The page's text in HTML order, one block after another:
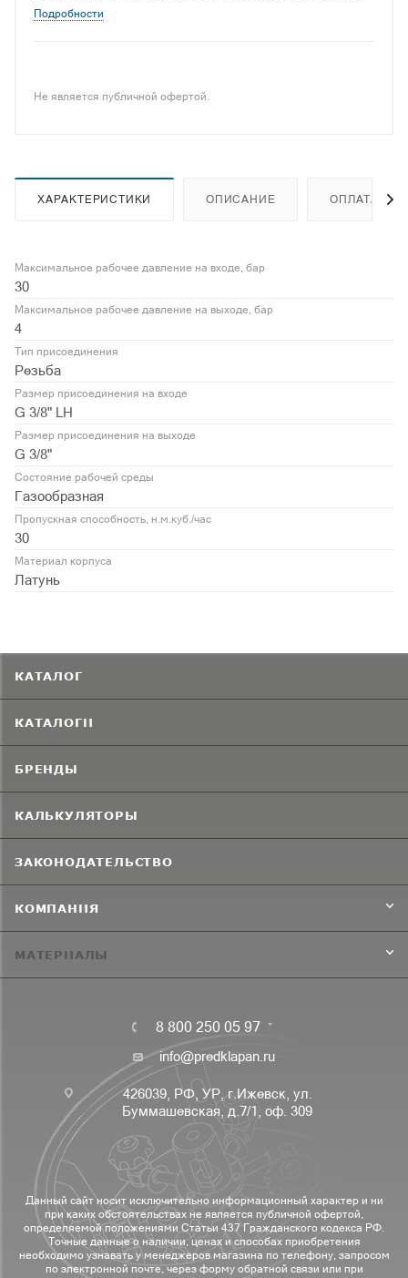
газотермическом напылении покрытий.
Подробности
Не является публичной офертой.
ХАРАКТЕРИСТИКИ ОПИСАНИЕ ОПЛАТА
Максимальное рабочее давление на входе, бар
30
Максимальное рабочее давление на выходе, бар
4
Тип присоединения
Резьба
Размер присоединения на входе
G 3/8" LH
Размер присоединения на выходе
G 3/8"
Состояние рабочей среды
Газообразная
Пропускная способность, н.м.куб./час
30
Материал корпуса
Латунь
КАТАЛОГ
КАТАЛОГИ
БРЕНДЫ
КАЛЬКУЛЯТОРЫ
ЗАКОНОДАТЕЛЬСТВО
КОМПАНИЯ
МАТЕРИАЛЫ
8 800 250 05 97
info@predklapan.ru
426039, РФ, УР, г.Ижевск, ул.
Буммашевская, д.7/1, оф. 309
Данный сайт носит исключительно информационный характер и ни
при каких обстоятельствах не является публичной офертой,
определяемой положениями Статьи 437 Гражданского кодекса РФ.
Точные данные о наличии, ценах и способах приобретения
необходимо узнавать у менеджеров магазина по телефону, запросом
по электронной почте, через форму обратной связи или при